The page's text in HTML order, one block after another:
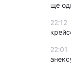
ще
22:12
22:01